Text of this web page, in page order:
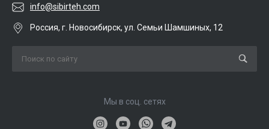
info@sibirteh.com
Россия, г. Новосибирск, ул. Семьи Шамшиных, 12
Мы в соц. сетях